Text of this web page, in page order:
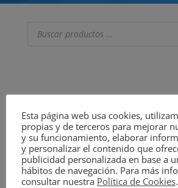
productos
Esta página web usa cookies,
propias y de terceros para mejorar
y su funcionamiento, elaborar
y personalizar el contenido que
publicidad personalizada en base a
hábitos de navegación. Para más
consultar nuestra Política de Cookies.